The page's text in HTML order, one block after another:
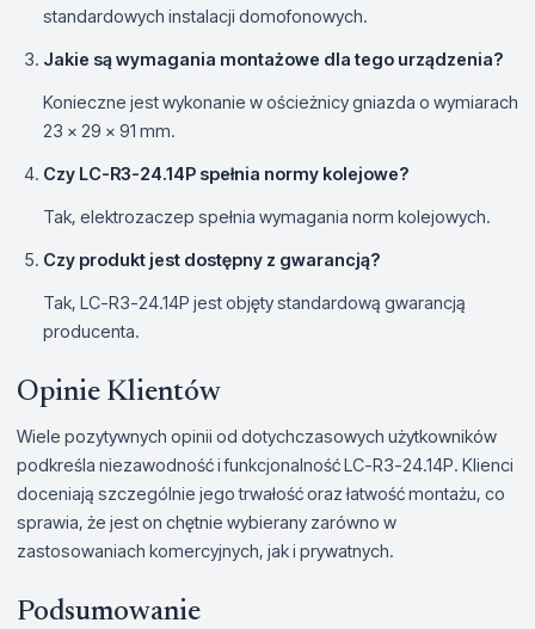
standardowych instalacji domofonowych.
Jakie są wymagania montażowe dla tego urządzenia?
Konieczne jest wykonanie w ościeżnicy gniazda o wymiarach
23 x 29 x 91 mm.
Czy LC-R3-24.14P spełnia normy kolejowe?
Tak, elektrozaczep spełnia wymagania norm kolejowych.
Czy produkt jest dostępny z gwarancją?
Tak, LC-R3-24.14P jest objęty standardową gwarancją
producenta.
Opinie Klientów
Wiele pozytywnych opinii od dotychczasowych użytkowników
podkreśla niezawodność i funkcjonalność LC-R3-24.14P. Klienci
doceniają szczególnie jego trwałość oraz łatwość montażu, co
sprawia, że jest on chętnie wybierany zarówno w
zastosowaniach komercyjnych, jak i prywatnych.
Podsumowanie